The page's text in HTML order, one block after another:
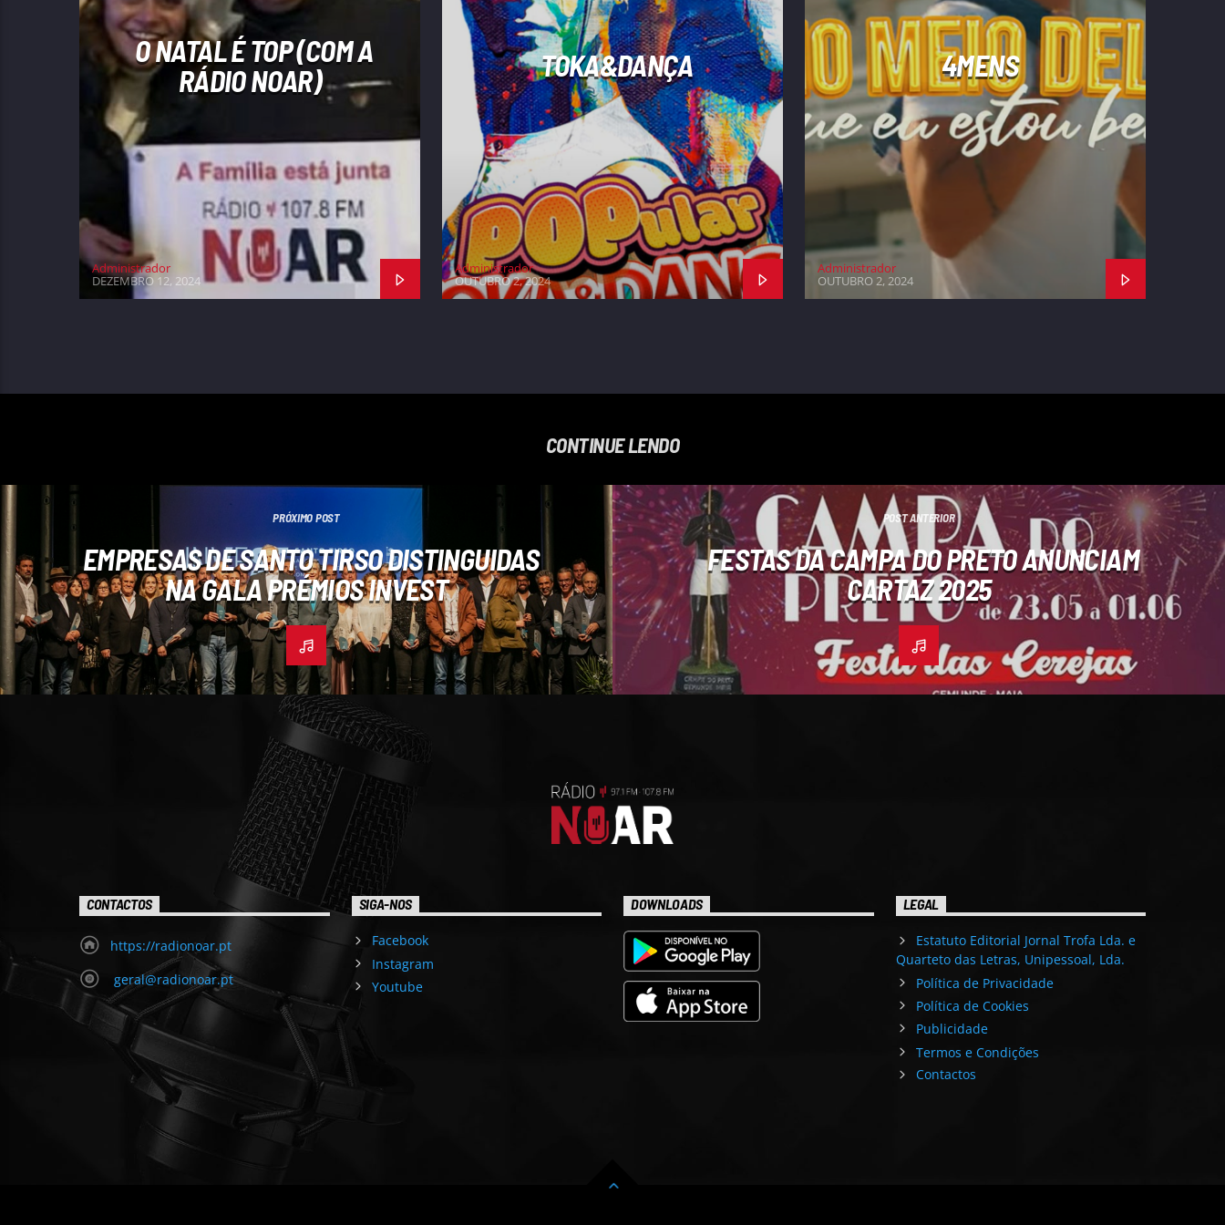
O NATAL É TOP (COM A
RÁDIO NOAR)
Administrador
DEZEMBRO 12, 2024
TOKA&DANÇA
Administrador
OUTUBRO 2, 2024
4MENS
Administrador
OUTUBRO 2, 2024
CONTINUE LENDO
PRÓXIMO POST
EMPRESAS DE SANTO TIRSO DISTINGUIDAS
NA GALA PRÉMIOS INVEST
POST ANTERIOR
FESTAS DA CAMPA DO PRETO ANUNCIAM
CARTAZ 2025
CONTACTOS
https://radionoar.pt
geral@radionoar.pt
SIGA-NOS
Facebook
Instagram
Youtube
DOWNLOADS LEGAL
Estatuto Editorial Jornal Trofa Lda. e
Quarteto das Letras, Unipessoal, Lda.
Política de Privacidade
Política de Cookies
Publicidade
Termos e Condições
Contactos